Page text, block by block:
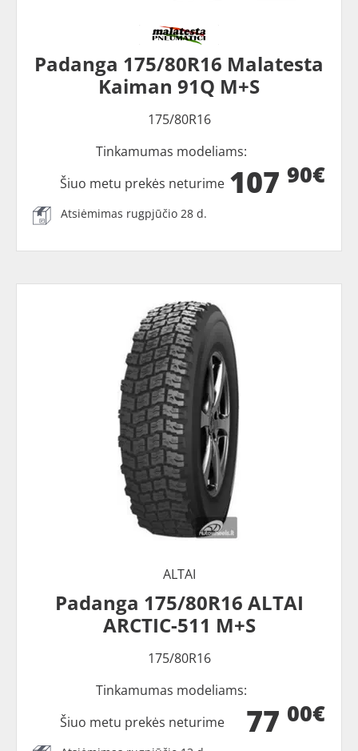
Padanga 175/80R16 Malatesta
Kaiman 91Q M+S
175/80R16
Tinkamumas modeliams:
107 90€
Šiuo metu prekės neturime
Atsiėmimas rugpjūčio 28 d.
ALTAI
Padanga 175/80R16 ALTAI
ARCTIC-511 M+S
175/80R16
Tinkamumas modeliams:
77 00€
Šiuo metu prekės neturime